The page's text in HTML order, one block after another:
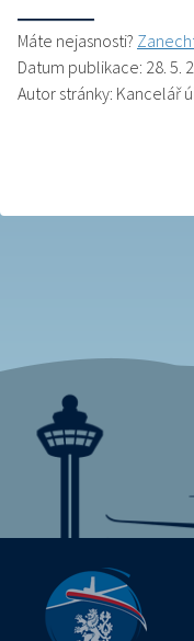
Máte nejasnosti?
Datum publikace: 28. 5.
Autor stránky: Kancelář